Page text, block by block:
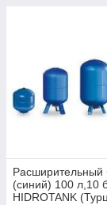
Расширительный
(синий) 100 л,10
HIDROTANK